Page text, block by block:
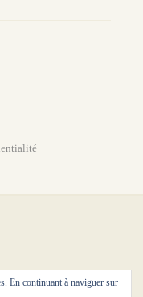
En continuant à naviguer sur